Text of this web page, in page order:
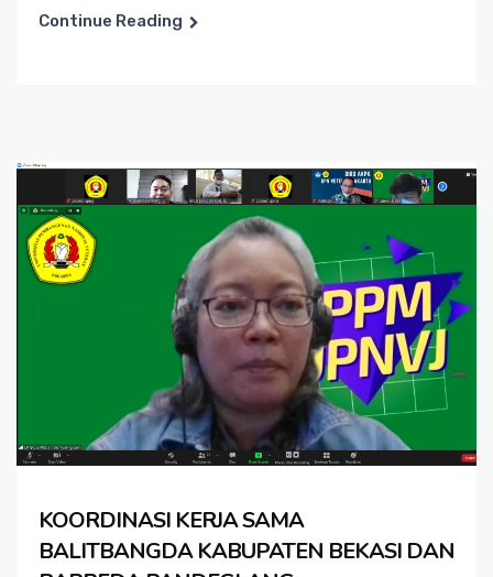
Continue Reading
KOORDINASI KERJA SAMA
BALITBANGDA KABUPATEN BEKASI DAN